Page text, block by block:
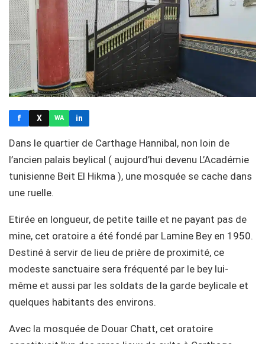
f X WA in
Dans le quartier de Carthage Hannibal, non loin de
l’ancien palais beylical ( aujourd’hui devenu L’Académie
tunisienne Beit El Hikma ), une mosquée se cache dans
une ruelle.
Etirée en longueur, de petite taille et ne payant pas de
mine, cet oratoire a été fondé par Lamine Bey en 1950.
Destiné à servir de lieu de prière de proximité, ce
modeste sanctuaire sera fréquenté par le bey lui-
même et aussi par les soldats de la garde beylicale et
quelques habitants des environs.
Avec la mosquée de Douar Chatt, cet oratoire